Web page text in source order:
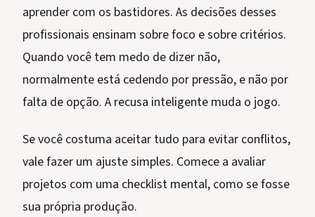
aprender com os bastidores. As decisões desses
profissionais ensinam sobre foco e sobre critérios.
Quando você tem medo de dizer não,
normalmente está cedendo por pressão, e não por
falta de opção. A recusa inteligente muda o jogo.
Se você costuma aceitar tudo para evitar conflitos,
vale fazer um ajuste simples. Comece a avaliar
projetos com uma checklist mental, como se fosse
sua própria produção.